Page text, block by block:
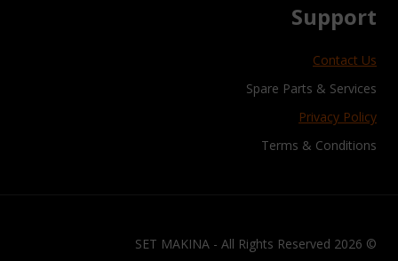
Support
Contact Us
Spare Parts & Services
Privacy Policy
Terms & Conditions
© 2026 SET MAKINA - All Rights Reserved